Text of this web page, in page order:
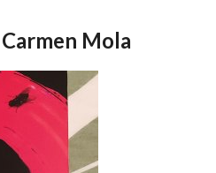
Mola